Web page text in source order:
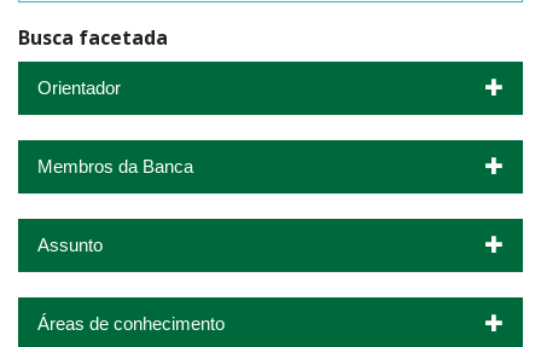
Busca facetada
Orientador
Membros da Banca
Assunto
Áreas de conhecimento